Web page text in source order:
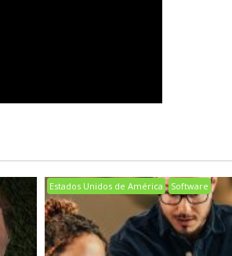
Estados Unidos de América Software